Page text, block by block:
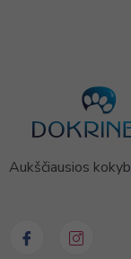
Aukščiausios